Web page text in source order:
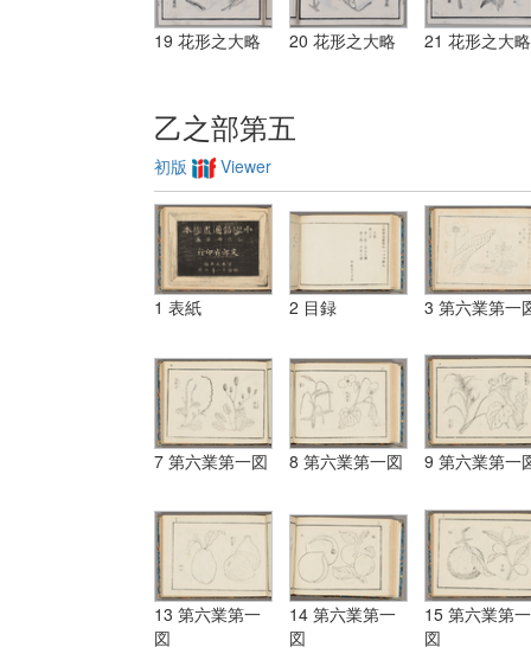
19 花形之大略 20 花形之大略 21 花形之大略
乙之部第五
初版 Viewer
1 表紙 2 目録 3 第六業第一
7 第六業第一図 8 第六業第一図 9 第六業第一
13 第六業第一
図
14 第六業第一
図
15 第六業第一
図